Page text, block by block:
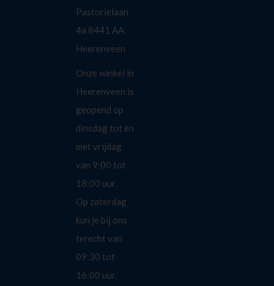
Pastorielaan
4a 8441 AA
Heerenveen
Onze winkel in
Heerenveen is
geopend op
dinsdag tot en
met vrijdag
van 9:00 tot
18:00 uur.
Op zaterdag
kun je bij ons
terecht van
09:30 tot
16:00 uur.